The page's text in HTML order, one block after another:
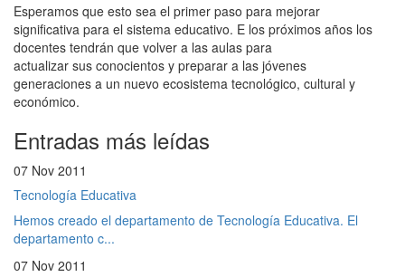
Esperamos que esto sea el primer paso para mejorar
significativa para el sistema educativo. E los próximos años los
docentes tendrán que volver a las aulas para
actualizar sus conocientos y preparar a las jóvenes
generaciones a un nuevo ecosistema tecnológico, cultural y
económico.
Entradas más leídas
07 Nov 2011
Tecnología Educativa
Hemos creado el departamento de Tecnología Educativa. El
departamento c...
07 Nov 2011